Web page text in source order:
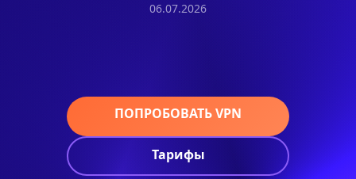
06.07.2026
ПОПРОБОВАТЬ VPN
Тарифы